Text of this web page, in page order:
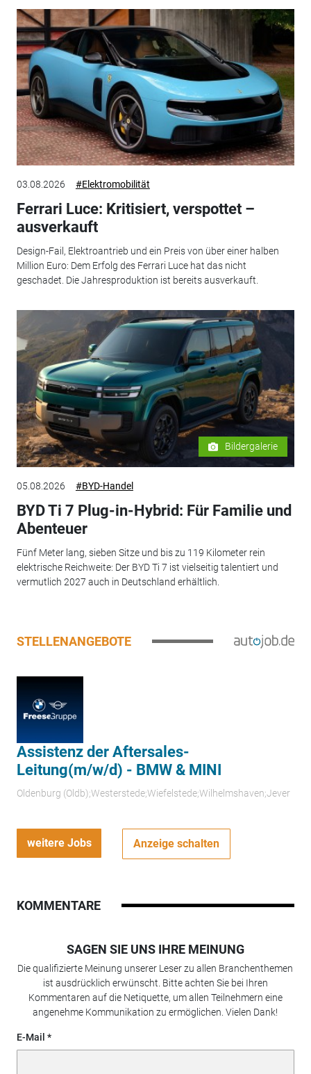
03.08.2026 #Elektromobilität
Ferrari Luce: Kritisiert, verspottet –
ausverkauft
Design-Fail, Elektroantrieb und ein Preis von über einer halben
Million Euro: Dem Erfolg des Ferrari Luce hat das nicht
geschadet. Die Jahresproduktion ist bereits ausverkauft.
Bildergalerie
05.08.2026 #BYD-Handel
BYD Ti 7 Plug-in-Hybrid: Für Familie und
Abenteuer
Fünf Meter lang, sieben Sitze und bis zu 119 Kilometer rein
elektrische Reichweite: Der BYD Ti 7 ist vielseitig talentiert und
vermutlich 2027 auch in Deutschland erhältlich.
STELLENANGEBOTE
Assistenz der Aftersales-
Leitung(m/w/d) - BMW & MINI
Oldenburg (Oldb);Westerstede;Wiefelstede;Wilhelmshaven;Jever
weitere Jobs Anzeige schalten
KOMMENTARE
SAGEN SIE UNS IHRE MEINUNG
Die qualifizierte Meinung unserer Leser zu allen Branchenthemen
ist ausdrücklich erwünscht. Bitte achten Sie bei Ihren
Kommentaren auf die Netiquette, um allen Teilnehmern eine
angenehme Kommunikation zu ermöglichen. Vielen Dank!
E-Mail